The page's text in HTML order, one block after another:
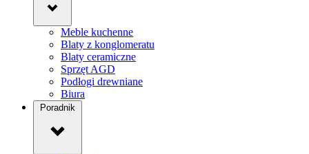
Meble kuchenne
Blaty z konglomeratu
Blaty ceramiczne
Sprzęt AGD
Podłogi drewniane
Biura
Poradnik